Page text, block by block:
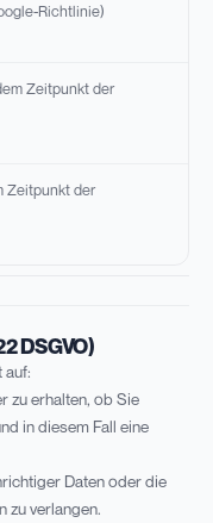
Richtlinie)
Zeitpunkt der
Zeitpunkt der
DSGVO)
auf:
zu erhalten, ob Sie
in diesem Fall eine
Daten oder die
zu verlangen.